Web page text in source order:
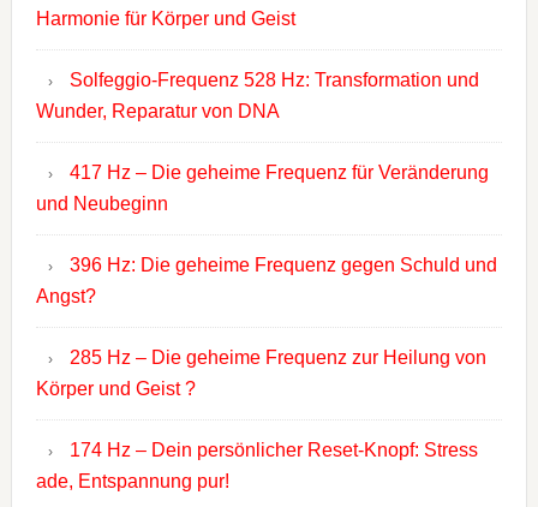
Harmonie für Körper und Geist
Solfeggio-Frequenz 528 Hz: Transformation und
Wunder, Reparatur von DNA
417 Hz – Die geheime Frequenz für Veränderung
und Neubeginn
396 Hz: Die geheime Frequenz gegen Schuld und
Angst?
285 Hz – Die geheime Frequenz zur Heilung von
Körper und Geist ?
174 Hz – Dein persönlicher Reset-Knopf: Stress
ade, Entspannung pur!